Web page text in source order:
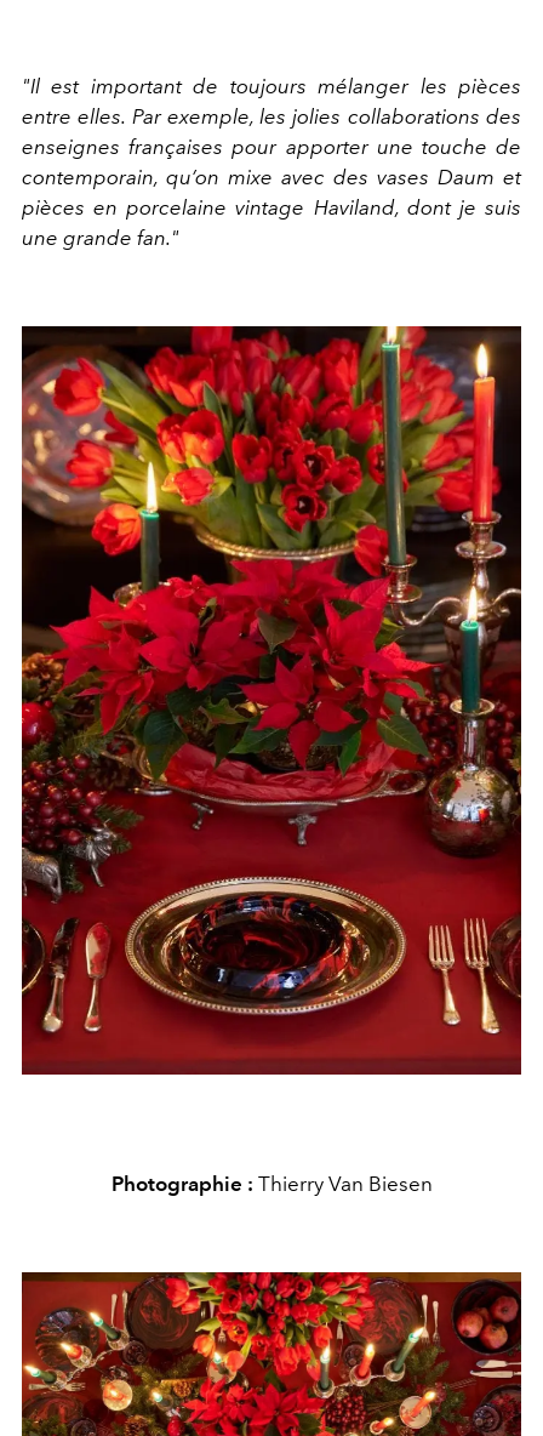
"Il est important de toujours mélanger les pièces
entre elles. Par exemple, les jolies collaborations des
enseignes françaises pour apporter une touche de
contemporain, qu’on mixe avec des vases Daum et
pièces en porcelaine vintage Haviland, dont je suis
une grande fan."
Photographie : Thierry Van Biesen